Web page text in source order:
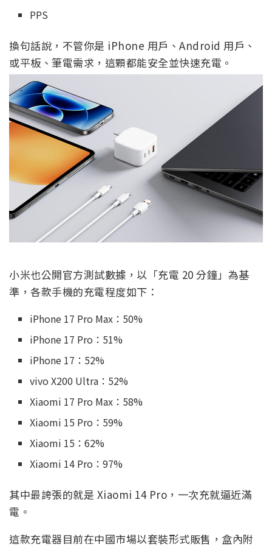
PPS
換句話說，不管你是 iPhone 用戶、Android 用戶、
或平板、筆電需求，這顆都能安全並快速充電。
小米也公開官方測試數據，以「充電 20 分鐘」為基
準，各款手機的充電程度如下：
iPhone 17 Pro Max：50%
iPhone 17 Pro：51%
iPhone 17：52%
vivo X200 Ultra：52%
Xiaomi 17 Pro Max：58%
Xiaomi 15 Pro：59%
Xiaomi 15：62%
Xiaomi 14 Pro：97%
其中最誇張的就是 Xiaomi 14 Pro，一次充就逼近滿
電。
這款充電器目前在中國市場以套裝形式販售，盒內附